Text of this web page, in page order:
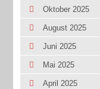
Oktober 2025
August 2025
Juni 2025
Mai 2025
April 2025